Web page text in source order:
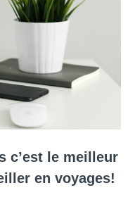
c’est le meilleur
en voyages!